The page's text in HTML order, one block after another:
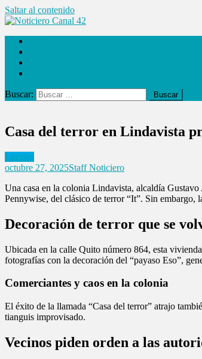
Saltar al contenido
Noticiero Canal 42
Buscar:
Casa del terror en Lindavista
Locales
octubre 27, 2025Staff Noticiero
Una casa en la colonia Lindavista, alcaldía
Pennywise, del clásico de terror “It”. Sin embargo,
Decoración de terror que se
Ubicada en la calle Quito número 864, esta
fotografías con la decoración del “payaso Eso”,
Comerciantes y caos en la colonia
El éxito de la llamada “Casa del terror” atrajo
tianguis improvisado.
Vecinos piden orden a las